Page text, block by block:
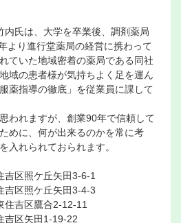
内氏は、大学を卒業後、調剤薬局
より進行堂薬局の経営に携わって
ていた地域密着の薬局である同社
域の患者様が気持ちよく足を運ん
薬指導の徹底」を従業員に課して
われますが、創業90年で信頼して
めに、何が出来るのかを常に考
入れられておられます。
吉区照ケ丘矢田3-6-1
吉区照ケ丘矢田3-4-3
住吉区鷹合2-12-11
吉区矢田1-19-22